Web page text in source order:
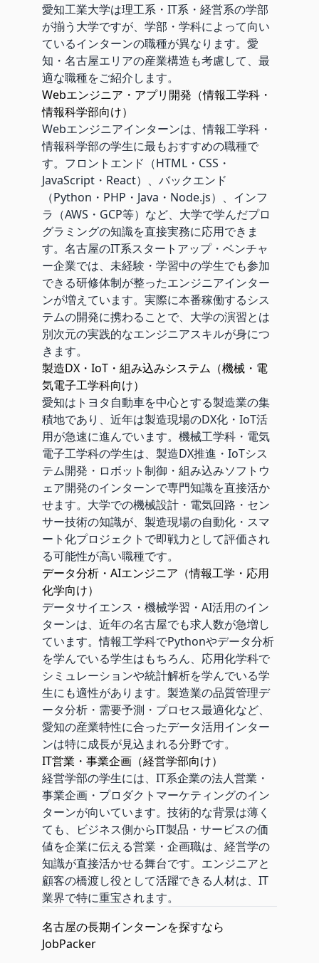
愛知工業大学は理工系・IT系・経営系の学部
が揃う大学ですが、学部・学科によって向い
ているインターンの職種が異なります。愛
知・名古屋エリアの産業構造も考慮して、最
適な職種をご紹介します。
Webエンジニア・アプリ開発（情報工学科・
情報科学部向け）
Webエンジニアインターンは、情報工学科・
情報科学部の学生に最もおすすめの職種で
す。フロントエンド（HTML・CSS・
JavaScript・React）、バックエンド
（Python・PHP・Java・Node.js）、インフ
ラ（AWS・GCP等）など、大学で学んだプロ
グラミングの知識を直接実務に応用できま
す。名古屋のIT系スタートアップ・ベンチャ
ー企業では、未経験・学習中の学生でも参加
できる研修体制が整ったエンジニアインター
ンが増えています。実際に本番稼働するシス
テムの開発に携わることで、大学の演習とは
別次元の実践的なエンジニアスキルが身につ
きます。
製造DX・IoT・組み込みシステム（機械・電
気電子工学科向け）
愛知はトヨタ自動車を中心とする製造業の集
積地であり、近年は製造現場のDX化・IoT活
用が急速に進んでいます。機械工学科・電気
電子工学科の学生は、製造DX推進・IoTシス
テム開発・ロボット制御・組み込みソフトウ
ェア開発のインターンで専門知識を直接活か
せます。大学での機械設計・電気回路・セン
サー技術の知識が、製造現場の自動化・スマ
ート化プロジェクトで即戦力として評価され
る可能性が高い職種です。
データ分析・AIエンジニア（情報工学・応用
化学向け）
データサイエンス・機械学習・AI活用のイン
ターンは、近年の名古屋でも求人数が急増し
ています。情報工学科でPythonやデータ分析
を学んでいる学生はもちろん、応用化学科で
シミュレーションや統計解析を学んでいる学
生にも適性があります。製造業の品質管理デ
ータ分析・需要予測・プロセス最適化など、
愛知の産業特性に合ったデータ活用インター
ンは特に成長が見込まれる分野です。
IT営業・事業企画（経営学部向け）
経営学部の学生には、IT系企業の法人営業・
事業企画・プロダクトマーケティングのイン
ターンが向いています。技術的な背景は薄く
ても、ビジネス側からIT製品・サービスの価
値を企業に伝える営業・企画職は、経営学の
知識が直接活かせる舞台です。エンジニアと
顧客の橋渡し役として活躍できる人材は、IT
業界で特に重宝されます。
名古屋の長期インターンを探すなら
JobPacker